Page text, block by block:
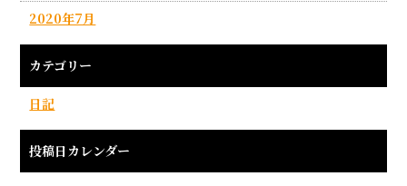
2020年7月
カテゴリー
日記
投稿日カレンダー